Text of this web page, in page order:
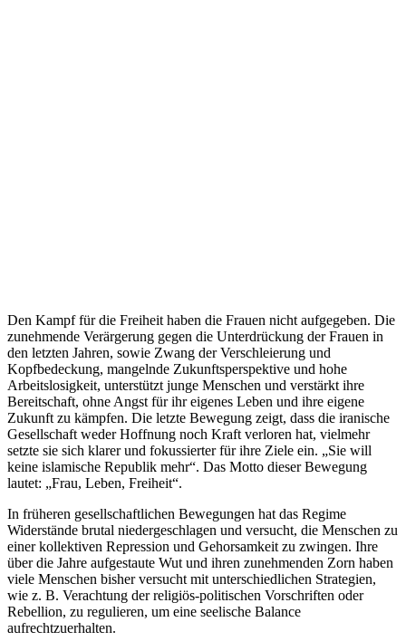
Den Kampf für die Freiheit haben die Frauen nicht aufgegeben. Die
zunehmende Verärgerung gegen die Unterdrückung der Frauen in
den letzten Jahren, sowie Zwang der Verschleierung und
Kopfbedeckung, mangelnde Zukunftsperspektive und hohe
Arbeitslosigkeit, unterstützt junge Menschen und verstärkt ihre
Bereitschaft, ohne Angst für ihr eigenes Leben und ihre eigene
Zukunft zu kämpfen. Die letzte Bewegung zeigt, dass die iranische
Gesellschaft weder Hoffnung noch Kraft verloren hat, vielmehr
setzte sie sich klarer und fokussierter für ihre Ziele ein. „Sie will
keine islamische Republik mehr“. Das Motto dieser Bewegung
lautet: „Frau, Leben, Freiheit“.
In früheren gesellschaftlichen Bewegungen hat das Regime
Widerstände brutal niedergeschlagen und versucht, die Menschen zu
einer kollektiven Repression und Gehorsamkeit zu zwingen. Ihre
über die Jahre aufgestaute Wut und ihren zunehmenden Zorn haben
viele Menschen bisher versucht mit unterschiedlichen Strategien,
wie z. B. Verachtung der religiös-politischen Vorschriften oder
Rebellion, zu regulieren, um eine seelische Balance
aufrechtzuerhalten.